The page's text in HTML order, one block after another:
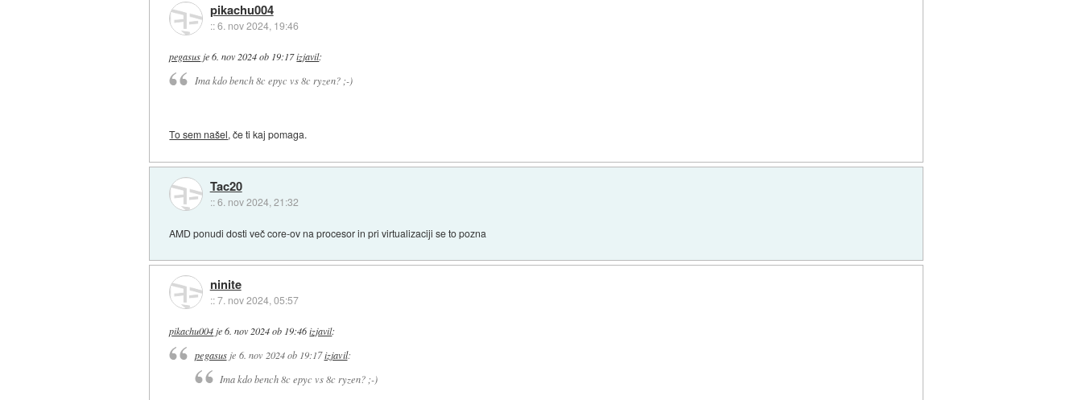
pikachu004
::6. nov 2024, 19:46
pegasus je6. nov 2024 ob 19:17izjavil:
Ima kdo bench 8c epyc vs 8c ryzen? ;-)
To sem našel, če ti kaj pomaga.
Tac20
::6. nov 2024, 21:32
AMD ponudi dosti več core-ov na procesor in pri virtualizaciji se to pozna
ninite
::7. nov 2024, 05:57
pikachu004 je6. nov 2024 ob 19:46 izjavil:
pegasusje 6. nov 2024 ob 19:17 izjavil:
Ima kdo bench 8c epyc vs 8c ryzen? ;-)